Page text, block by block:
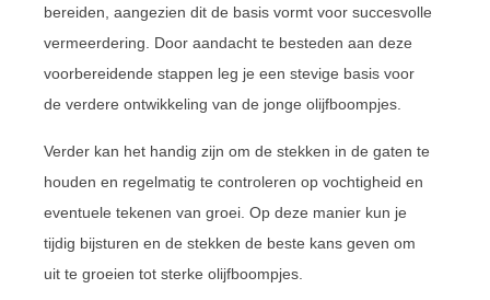
bereiden, aangezien dit de basis vormt voor succesvolle
vermeerdering. Door aandacht te besteden aan deze
voorbereidende stappen leg je een stevige basis voor
de verdere ontwikkeling van de jonge olijfboompjes.
Verder kan het handig zijn om de stekken in de gaten te
houden en regelmatig te controleren op vochtigheid en
eventuele tekenen van groei. Op deze manier kun je
tijdig bijsturen en de stekken de beste kans geven om
uit te groeien tot sterke olijfboompjes.